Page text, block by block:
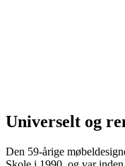
Universelt og
Den 59-årige